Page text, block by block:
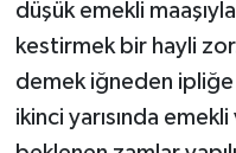
düşük emekli maaşıyla
kestirmek bir hayli
demek iğneden ipliğe
ikinci yarısında